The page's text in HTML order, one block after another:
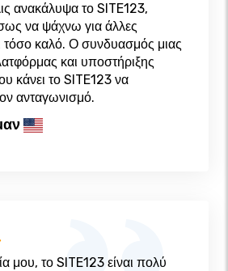
ανακάλυψα το SITE123,
να ψάχνω για άλλες
τόσο καλό. Ο συνδυασμός μιας
και υποστήριξης
κάνει το SITE123 να
ανταγωνισμό.
μου, το SITE123 είναι πολύ